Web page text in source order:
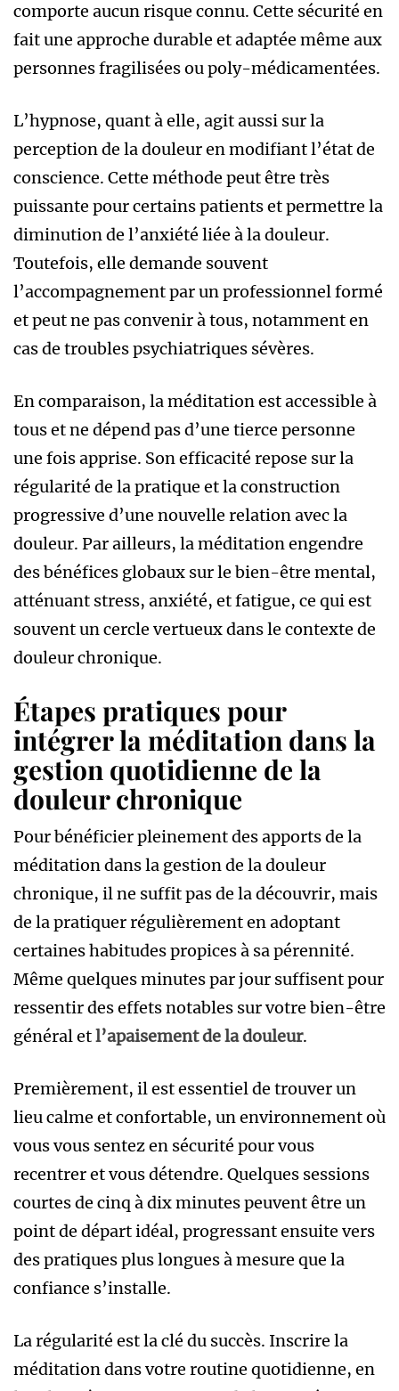
comporte aucun risque connu. Cette sécurité en
fait une approche durable et adaptée même aux
personnes fragilisées ou poly-médicamentées.
L’hypnose, quant à elle, agit aussi sur la
perception de la douleur en modifiant l’état de
conscience. Cette méthode peut être très
puissante pour certains patients et permettre la
diminution de l’anxiété liée à la douleur.
Toutefois, elle demande souvent
l’accompagnement par un professionnel formé
et peut ne pas convenir à tous, notamment en
cas de troubles psychiatriques sévères.
En comparaison, la méditation est accessible à
tous et ne dépend pas d’une tierce personne
une fois apprise. Son efficacité repose sur la
régularité de la pratique et la construction
progressive d’une nouvelle relation avec la
douleur. Par ailleurs, la méditation engendre
des bénéfices globaux sur le bien-être mental,
atténuant stress, anxiété, et fatigue, ce qui est
souvent un cercle vertueux dans le contexte de
douleur chronique.
Étapes pratiques pour
intégrer la méditation dans la
gestion quotidienne de la
douleur chronique
Pour bénéficier pleinement des apports de la
méditation dans la gestion de la douleur
chronique, il ne suffit pas de la découvrir, mais
de la pratiquer régulièrement en adoptant
certaines habitudes propices à sa pérennité.
Même quelques minutes par jour suffisent pour
ressentir des effets notables sur votre bien-être
général etl’apaisement de la douleur.
Premièrement, il est essentiel de trouver un
lieu calme et confortable, un environnement où
vous vous sentez en sécurité pour vous
recentrer et vous détendre. Quelques sessions
courtes de cinq à dix minutes peuvent être un
point de départ idéal, progressant ensuite vers
des pratiques plus longues à mesure que la
confiance s’installe.
La régularité est la clé du succès. Inscrire la
méditation dans votre routine quotidienne, en